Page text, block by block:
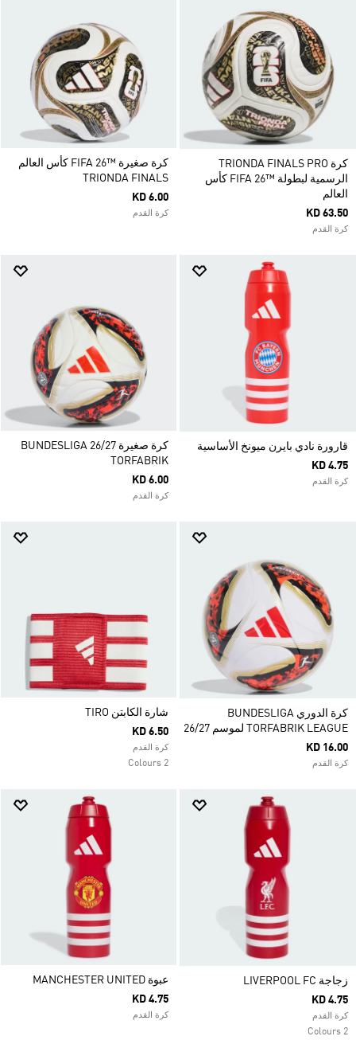
كرة TRIONDA FINALS PRO
الرسمية لبطولة ™26 FIFA كأس
العالم
KD 63.50
كرة القدم
كرة صغيرة ™26 FIFA كأس العالم
TRIONDA FINALS
KD 6.00
كرة القدم
قارورة نادي بايرن ميونخ الأساسية
KD 4.75
كرة القدم
كرة صغيرة BUNDESLIGA 26/27
TORFABRIK
KD 6.00
كرة القدم
كرة الدوري BUNDESLIGA
TORFABRIK LEAGUE لموسم 26/27
KD 16.00
كرة القدم
شارة الكابتن TIRO
KD 6.50
كرة القدم
2 Colours
زجاجة LIVERPOOL FC
KD 4.75
كرة القدم
2 Colours
عبوة MANCHESTER UNITED
KD 4.75
كرة القدم